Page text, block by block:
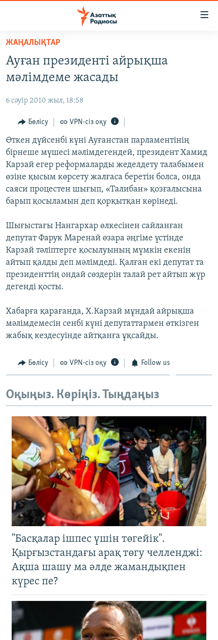
Skip
main
content
to
Navigation
Skip
to
Search
САЯСАТ
ҚАҢТАР ОҚИҒАСЫ
АДАМ ҚҰҚЫҚТАРЫ
ӘЛЕУМЕТ
ӘЛЕМ
АРНАЙЫ ЖОБАЛАР
Русский
ЖАЗЫЛЫҢЫЗ
Басқа тілдерде
ЖАҢАЛЫҚТАР
Ауған президенті айрықша
мәлімдеме жасады
6 сәуір 2010 жыл, 18:58
Бөлісу VPN-сіз оқу
Өткен дүйсенбі күні Ауғанстан парламентінің
бірнеше мүшесі мәлімдегендей, президент Хамид
Карзай егер реформаларды жеделдету талабымен
өзіне қысым көрсету жалғаса беретін болса, онда
саяси процестен шығып, «Талибан» қозғалысына
барып қосыламын деп қорқытқан көрінеді.
Шығыстағы Нангархар өлкесінен сайланған
депутат Фарук Маренай өзара әңгіме үстінде
Карзай тәліптерге қосылуының мүмкін екенін
айтып қалды деп мәлімдеді. Қалған екі депутат та
президенттің ондай сөздерін талай рет айтып жүр
дегенді қосты.
Хабарға қарағанда, Х.Карзай мұндай айрықша
мәлімдемесін сенбі күні депутаттармен өткізген
жабық кездесуінде айтқанға ұқсайды.
Бөлісу VPN-сіз оқу Follow us
Оқыңыз. Көріңіз. Тыңдаңыз
"Басқалар ішпес үшін төгейік".
Қырғызстандағы арақ төгу челленджі:
Ақша шашу ма әлде жамандықпен
күрес пе?